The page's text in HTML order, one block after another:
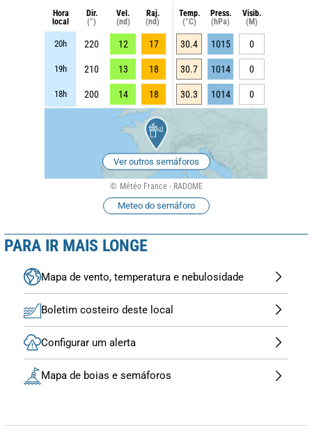
Hora
local
Dir.
(°)
Vel.
(nd)
Raj.
(nd)
Temp.
(°C)
Press.
(hPa)
Visib.
(M)
20h 220 12 17 30.4 1015 0
19h 210 13 18 30.7 1014 0
18h 200 14 18 30.3 1014 0
Ver outros semáforos
Météo France - RADOME
Meteo do semáforo
PARA IR MAIS LONGE
Mapa de vento, temperatura e nebulosidade
Boletim costeiro deste local
Configurar um alerta
Mapa de boias e semáforos